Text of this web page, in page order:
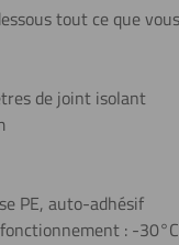
tout ce que
de joint isolant
PE, auto-adhésif
: -